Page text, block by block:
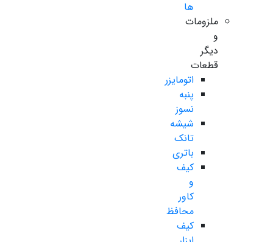
ها
ملزومات
و
دیگر
قطعات
اتومایزر
پنبه
نسوز
شیشه
تانک
باتری
کیف
و
کاور
محافظ
کیف